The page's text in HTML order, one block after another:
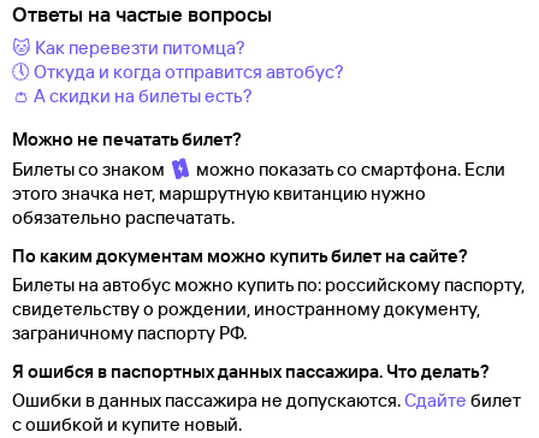
Ответы на частые вопросы
🐱 Как перевезти питомца?
🕔 Откуда и когда отправится автобус?
👛 А скидки на билеты есть?
Можно не печатать билет?
Билеты со знаком
можно показать со смартфона. Если
этого значка нет, маршрутную квитанцию нужно
обязательно распечатать.
По каким документам можно купить билет на сайте?
Билеты на автобус можно купить по: российскому паспорту,
свидетельству о рождении, иностранному документу,
заграничному паспорту РФ.
Я ошибся в паспортных данных пассажира. Что делать?
Ошибки в данных пассажира не допускаются.Сдайте билет
с ошибкой и купите новый.